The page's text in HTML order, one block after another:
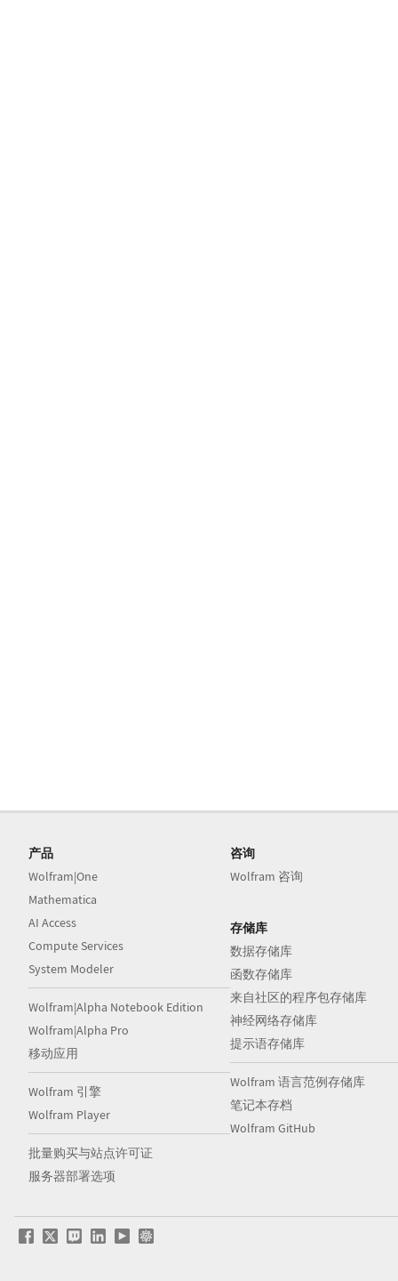
产品
Wolfram|One
Mathematica
AI Access
Compute Services
System Modeler
Wolfram|Alpha Notebook Edition
Wolfram|Alpha Pro
移动应用
Wolfram 引擎
Wolfram Player
批量购买与站点许可证
服务器部署选项
咨询
Wolfram 咨询
存储库
数据存储库
函数存储库
来自社区的程序包存储库
神经网络存储库
提示语存储库
Wolfram 语言范例存储库
笔记本存档
Wolfram GitHub